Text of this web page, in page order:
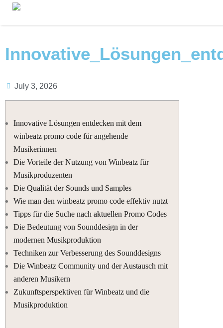
July 3, 2026
Innovative Lösungen entdecken mit dem
winbeatz promo code für angehende
Musikerinnen
Die Vorteile der Nutzung von Winbeatz für
Musikproduzenten
Die Qualität der Sounds und Samples
Wie man den winbeatz promo code effektiv nutzt
Tipps für die Suche nach aktuellen Promo Codes
Die Bedeutung von Sounddesign in der
modernen Musikproduktion
Techniken zur Verbesserung des Sounddesigns
Die Winbeatz Community und der Austausch mit
anderen Musikern
Zukunftsperspektiven für Winbeatz und die
Musikproduktion